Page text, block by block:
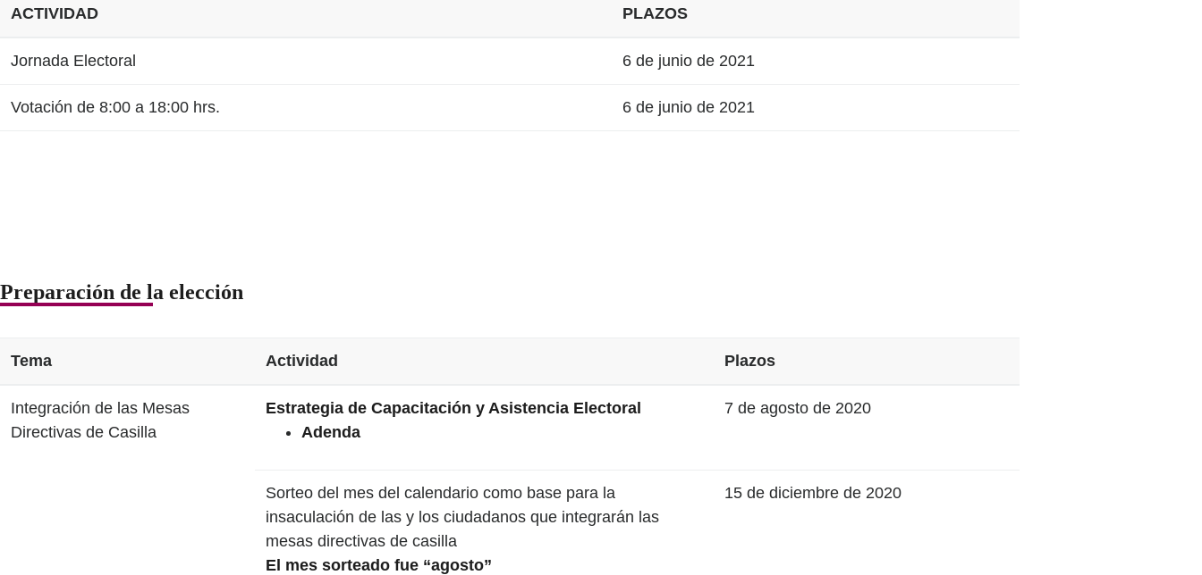
ACTIVIDAD PLAZOS
Jornada Electoral 6 de junio de 2021
Votación de 8:00 a 18:00 hrs. 6 de junio de 2021
Preparación de la elección
Tema Actividad Plazos
Integración de las Mesas
Directivas de Casilla
Estrategia de Capacitación y Asistencia Electoral
Adenda
7 de agosto de 2020
Sorteo del mes del calendario como base para la
insaculación de las y los ciudadanos que integrarán las
mesas directivas de casilla
El mes sorteado fue “agosto”
15 de diciembre de 2020